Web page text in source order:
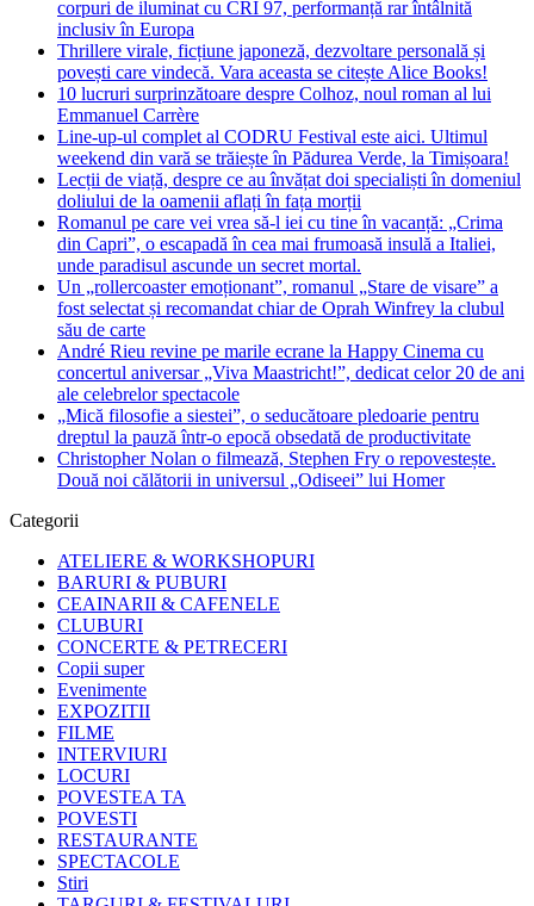
corpuri de iluminat cu CRI 97, performanță rar întâlnită
inclusiv în Europa
Thrillere virale, ficțiune japoneză, dezvoltare personală și
povești care vindecă. Vara aceasta se citește Alice Books!
10 lucruri surprinzătoare despre Colhoz, noul roman al lui
Emmanuel Carrère
Line-up-ul complet al CODRU Festival este aici. Ultimul
weekend din vară se trăiește în Pădurea Verde, la Timișoara!
Lecții de viață, despre ce au învățat doi specialiști în domeniul
doliului de la oamenii aflați în fața morții
Romanul pe care vei vrea să-l iei cu tine în vacanță: „Crima
din Capri”, o escapadă în cea mai frumoasă insulă a Italiei,
unde paradisul ascunde un secret mortal.
Un „rollercoaster emoționant”, romanul „Stare de visare” a
fost selectat și recomandat chiar de Oprah Winfrey la clubul
său de carte
André Rieu revine pe marile ecrane la Happy Cinema cu
concertul aniversar „Viva Maastricht!”, dedicat celor 20 de ani
ale celebrelor spectacole
„Mică filosofie a siestei”, o seducătoare pledoarie pentru
dreptul la pauză într-o epocă obsedată de productivitate
Christopher Nolan o filmează, Stephen Fry o repovestește.
Două noi călătorii in universul „Odiseei” lui Homer
Categorii
ATELIERE & WORKSHOPURI
BARURI & PUBURI
CEAINARII & CAFENELE
CLUBURI
CONCERTE & PETRECERI
Copii super
Evenimente
EXPOZITII
FILME
INTERVIURI
LOCURI
POVESTEA TA
POVESTI
RESTAURANTE
SPECTACOLE
Stiri